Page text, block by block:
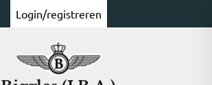
Login/registreren